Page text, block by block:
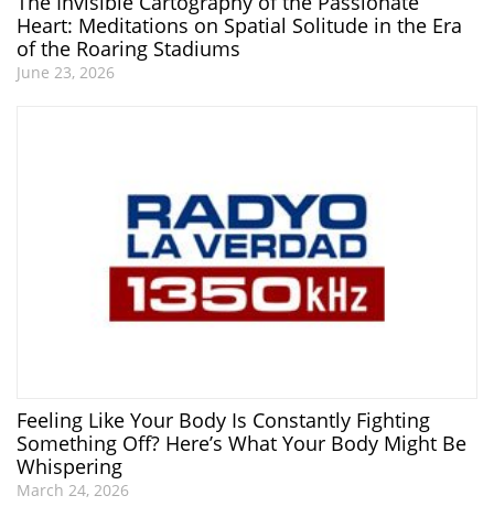
Heart: Meditations on Spatial Solitude in the Era
of the Roaring Stadiums
June 23, 2026
Feeling Like Your Body Is Constantly Fighting
Something Off? Here’s What Your Body Might Be
Whispering
March 24, 2026